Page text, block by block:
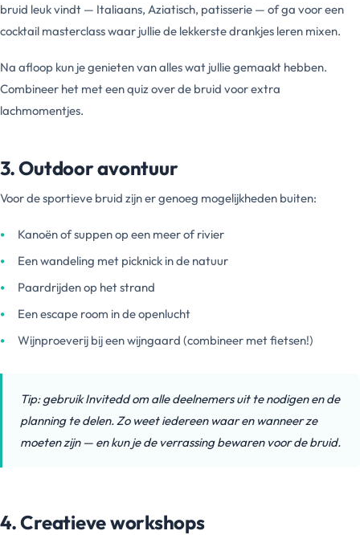
bruid leuk vindt — Italiaans, Aziatisch, patisserie — of ga voor een
cocktail masterclass waar jullie de lekkerste drankjes leren mixen.
Na afloop kun je genieten van alles wat jullie gemaakt hebben.
Combineer het met een quiz over de bruid voor extra
lachmomentjes.
3. Outdoor avontuur
Voor de sportieve bruid zijn er genoeg mogelijkheden buiten:
Kanoën of suppen op een meer of rivier
Een wandeling met picknick in de natuur
Paardrijden op het strand
Een escape room in de openlucht
Wijnproeverij bij een wijngaard (combineer met fietsen!)
Tip: gebruik Invitedd om alle deelnemers uit te nodigen en de
planning te delen. Zo weet iedereen waar en wanneer ze
moeten zijn — en kun je de verrassing bewaren voor de bruid.
4. Creatieve workshops